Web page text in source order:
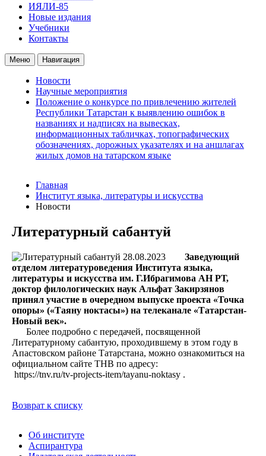
ИЯЛИ-85
Новые издания
Учебники
Контакты
Меню Навигация
Новости
Научные мероприятия
Положение о конкурсе по привлечению жителей
Республики Татарстан к выявлению ошибок в
названиях и надписях на вывесках,
информационных табличках, топографических
обозначениях, дорожных указателях и на аншлагах
жилых домов на татарском языке
Главная
Институт языка, литературы и искусства
Новости
Литературный сабантуй
28.08.2023
Заведующий
отделом литературоведения Института языка,
литературы и искусства им. Г.Ибрагимова АН РТ,
доктор филологических наук Альфат Закирзянов
принял участие в очередном выпуске проекта «Точка
опоры» («Таяну ноктасы») на телеканале «Татарстан-
Новый век».
Более подробно с передачей, посвященной
Литературному сабантую, проходившему в этом году в
Апастовском районе Татарстана, можно ознакомиться на
официальном сайте ТНВ по адресу:
https://tnv.ru/tv-projects-item/tayanu-noktasy .
Возврат к списку
Об институте
Аспирантура